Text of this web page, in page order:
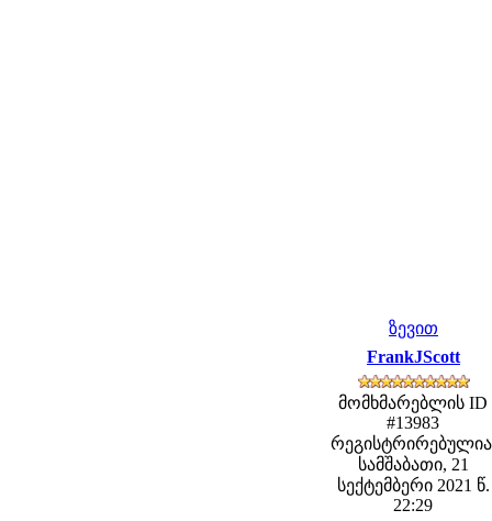
ზევით
FrankJScott
მომხმარებლის ID
#13983
სამშაბათი, 21
სექტემბერი 2021 წ.
22:29